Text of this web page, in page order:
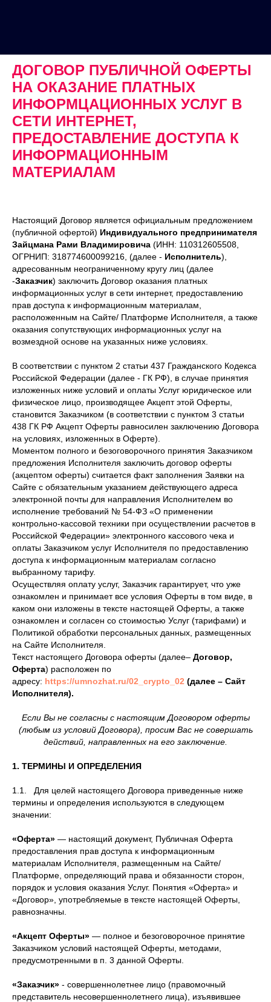
ДОГОВОР ПУБЛИЧНОЙ ОФЕРТЫ
НА ОКАЗАНИЕ ПЛАТНЫХ
ИНФОРМЦАЦИОННЫХ УСЛУГ В
СЕТИ ИНТЕРНЕТ,
ПРЕДОСТАВЛЕНИЕ ДОСТУПА К
ИНФОРМАЦИОННЫМ
МАТЕРИАЛАМ
Настоящий Договор является официальным предложением
(публичной офертой) Индивидуального предпринимателя
Зайцмана Рами Владимировича (ИНН: 110312605508,
ОГРНИП: 318774600099216, (далее - Исполнитель),
адресованным неограниченному кругу лиц (далее
-Заказчик) заключить Договор оказания платных
информационных услуг в сети интернет, предоставлению
прав доступа к информационным материалам,
расположенным на Сайте/ Платформе Исполнителя, а также
оказания сопутствующих информационных услуг на
возмездной основе на указанных ниже условиях.
В соответствии с пунктом 2 статьи 437 Гражданского Кодекса
Российской Федерации (далее - ГК РФ), в случае принятия
изложенных ниже условий и оплаты Услуг юридическое или
физическое лицо, производящее Акцепт этой Оферты,
становится Заказчиком (в соответствии с пунктом 3 статьи
438 ГК РФ Акцепт Оферты равносилен заключению Договора
на условиях, изложенных в Оферте).
Моментом полного и безоговорочного принятия Заказчиком
предложения Исполнителя заключить договор оферты
(акцептом оферты) считается факт заполнения Заявки на
Сайте с обязательным указанием действующего адреса
электронной почты для направления Исполнителем во
исполнение требований № 54-ФЗ «О применении
контрольно-кассовой техники при осуществлении расчетов в
Российской Федерации» электронного кассового чека и
оплаты Заказчиком услуг Исполнителя по предоставлению
доступа к информационным материалам согласно
выбранному тарифу.
Осуществляя оплату услуг, Заказчик гарантирует, что уже
ознакомлен и принимает все условия Оферты в том виде, в
каком они изложены в тексте настоящей Оферты, а также
ознакомлен и согласен со стоимостью Услуг (тарифами) и
Политикой обработки персональных данных, размещенных
на Сайте Исполнителя.
Текст настоящего Договора оферты (далее– Договор,
Оферта) расположен по
адресу: https://umnozhat.ru/02_crypto_02 (далее – Сайт
Исполнителя).
Если Вы не согласны с настоящим Договором оферты
(любым из условий Договора), просим Вас не совершать
действий, направленных на его заключение.
1. ТЕРМИНЫ И ОПРЕДЕЛЕНИЯ
1.1. Для целей настоящего Договора приведенные ниже
термины и определения используются в следующем
значении:
«Оферта» — настоящий документ, Публичная Оферта
предоставления прав доступа к информационным
материалам Исполнителя, размещенным на Сайте/
Платформе, определяющий права и обязанности сторон,
порядок и условия оказания Услуг. Понятия «Оферта» и
«Договор», употребляемые в тексте настоящей Оферты,
равнозначны.
«Акцепт Оферты» — полное и безоговорочное принятие
Заказчиком условий настоящей Оферты, методами,
предусмотренными в п. 3 данной Оферты.
«Заказчик» - совершеннолетнее лицо (правомочный
представитель несовершеннолетнего лица), изъявившее